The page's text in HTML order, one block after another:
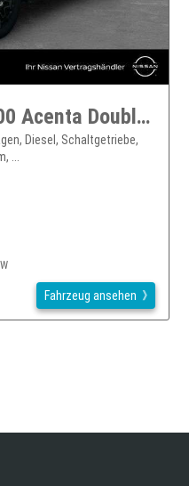
Nissan Navara NP300 Acenta Double Cab 4x4 2.3 dCi EU6d-T AHK Spe
Diesel, Schaltgetriebe,
...
Fahrzeug ansehen